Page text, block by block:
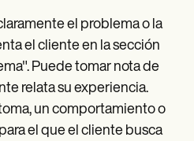
el problema o la
el cliente en la sección
Puede tomar nota de
relata su experiencia.
un comportamiento o
el que el cliente busca